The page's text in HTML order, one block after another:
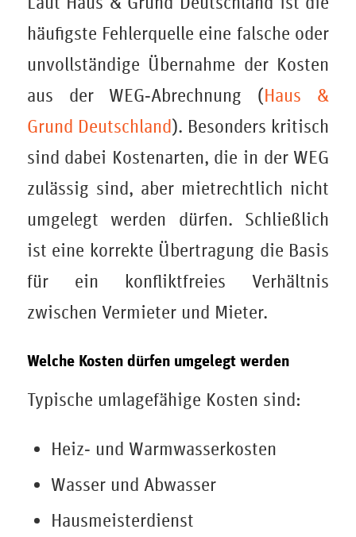
häufigste Fehlerquelle eine falsche oder
unvollständige Übernahme der Kosten
aus der WEG‑Abrechnung (Haus &
Grund Deutschland). Besonders kritisch
sind dabei Kostenarten, die in der WEG
zulässig sind, aber mietrechtlich nicht
umgelegt werden dürfen. Schließlich
ist eine korrekte Übertragung die Basis
für ein konfliktfreies Verhältnis
zwischen Vermieter und Mieter.
Welche Kosten dürfen umgelegt werden
Typische umlagefähige Kosten sind:
Heiz‑ und Warmwasserkosten
Wasser und Abwasser
Hausmeisterdienst